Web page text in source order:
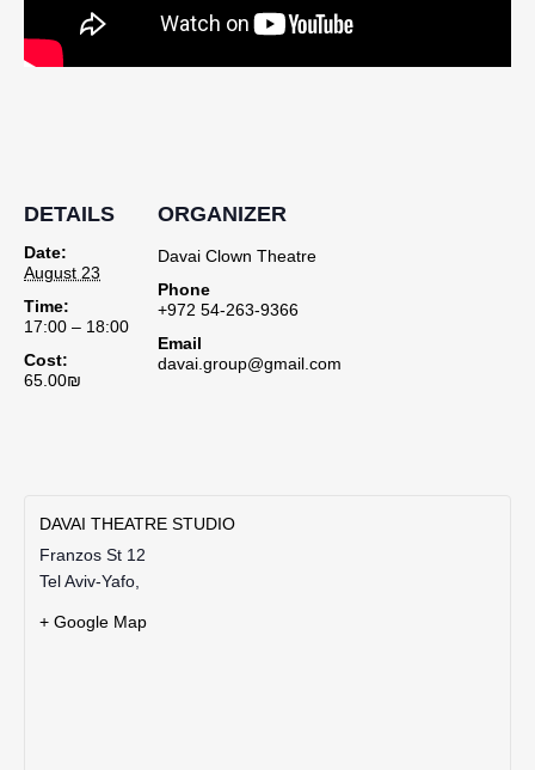
DETAILS
Date:
August 23
Time:
17:00 – 18:00
Cost:
65.00₪
ORGANIZER
Davai Clown Theatre
Phone
+972 54-263-9366
Email
davai.group@gmail.com
DAVAI THEATRE STUDIO
Franzos St 12
Tel Aviv-Yafo
+ Google Map